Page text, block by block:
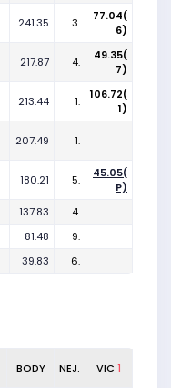
241.35 3.
77.04(
6)
217.87 4.
49.35(
7)
213.44 1.
106.72(
1)
207.49 1.
180.21 5.
45.05(
P)
137.83
4.
81.48
9.
39.83 6.
BODY NEJ. VIC 1